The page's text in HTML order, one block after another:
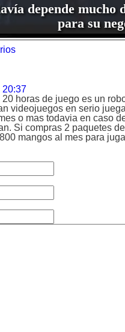
depende mucho
para su
20:37
horas de juego es un
videojuegos en serio
o mas todavia en caso
Si compras 2 paquetes
mangos al mes para